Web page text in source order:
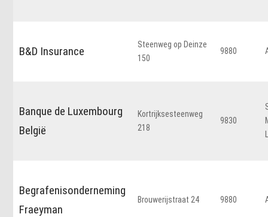
B&D Insurance
Steenweg op Deinze
150
9880
Banque de Luxembourg
België
Kortrijksesteenweg
218
9830
Begrafenisonderneming
Fraeyman
Brouwerijstraat 24 9880